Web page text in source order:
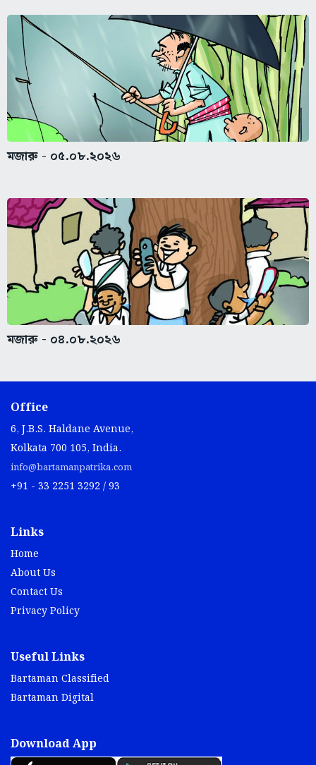
মজারু - ০৫.০৮.২০২৬
মজারু - ০৪.০৮.২০২৬
Office
6, J.B.S. Haldane Avenue,
Kolkata 700 105, India.
info@bartamanpatrika.com
+91 - 33 2251 3292 / 93
Links
Home
About Us
Contact Us
Privacy Policy
Useful Links
Bartaman Classified
Bartaman Digital
Download App